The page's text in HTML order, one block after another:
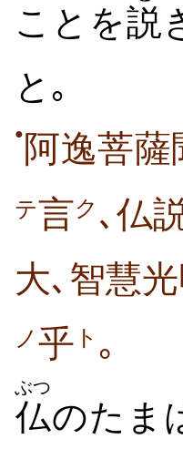
ことを説
と｡
● 阿逸菩薩
テ言ク ､仏
大､智慧光
ノ 乎 ト ｡
仏
ぶつ
のたま